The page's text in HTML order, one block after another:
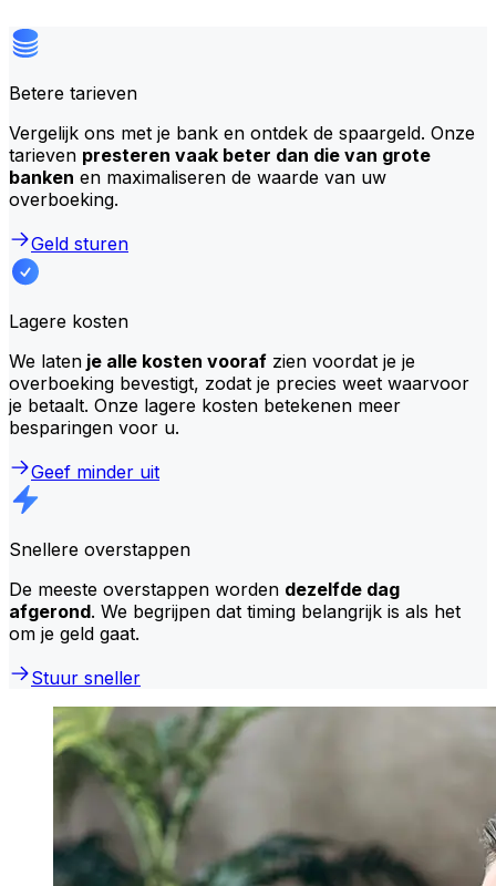
Betere tarieven
Vergelijk ons met je bank en ontdek de spaargeld. Onze
tarieven presteren vaak beter dan die van grote
banken en maximaliseren de waarde van uw
overboeking.
Geld sturen
Lagere kosten
We laten je alle kosten vooraf zien voordat je je
overboeking bevestigt, zodat je precies weet waarvoor
je betaalt. Onze lagere kosten betekenen meer
besparingen voor u.
Geef minder uit
Snellere overstappen
De meeste overstappen worden dezelfde dag
afgerond. We begrijpen dat timing belangrijk is als het
om je geld gaat.
Stuur sneller